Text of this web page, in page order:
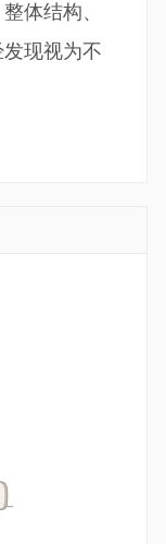
体结构、
现视为不